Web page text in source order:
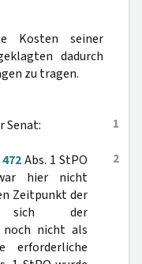
Kosten seiner
dadurch
zu tragen.
1
Senat:
2
472Abs. 1 StPO
hier nicht
Zeitpunkt der
sich der
noch nicht als
erforderliche